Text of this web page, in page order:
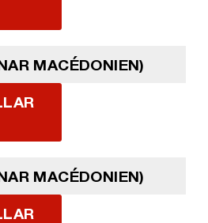
MACÉDONIEN)
MACÉDONIEN)